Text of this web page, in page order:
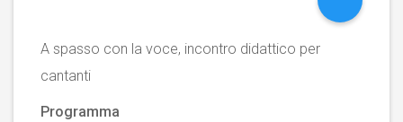
A spasso con la voce, incontro didattico per
cantanti
Programma